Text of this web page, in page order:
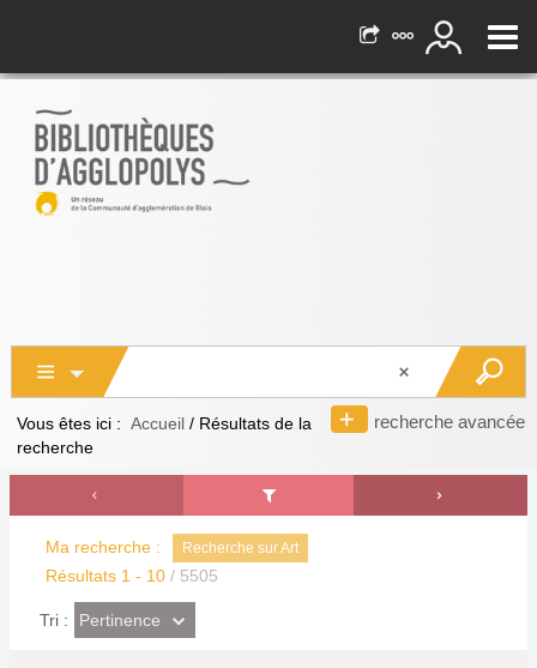
recherche avancée
Vous êtes ici : Accueil / Résultats de la
recherche
Ma recherche : Recherche sur Art
Résultats 1 - 10 / 5505
Tri : (Effet
imédiat)
Pertinence